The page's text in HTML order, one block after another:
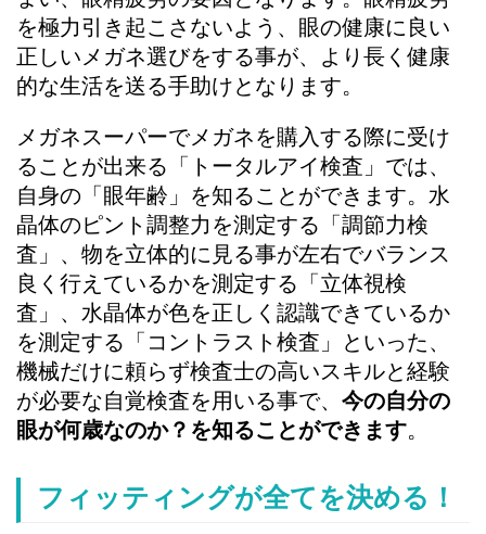
を極力引き起こさないよう、眼の健康に良い
正しいメガネ選びをする事が、より長く健康
的な生活を送る手助けとなります。
メガネスーパーでメガネを購入する際に受け
ることが出来る「トータルアイ検査」では、
自身の「眼年齢」を知ることができます。水
晶体のピント調整力を測定する「調節力検
査」、物を立体的に見る事が左右でバランス
良く行えているかを測定する「立体視検
査」、水晶体が色を正しく認識できているか
を測定する「コントラスト検査」といった、
機械だけに頼らず検査士の高いスキルと経験
が必要な自覚検査を用いる事で、 今の自分の
眼が何歳なのか？を知ることができます。
フィッティングが全てを決める！